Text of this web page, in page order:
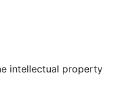
YouTube
compte de Tumblr
intellectual property